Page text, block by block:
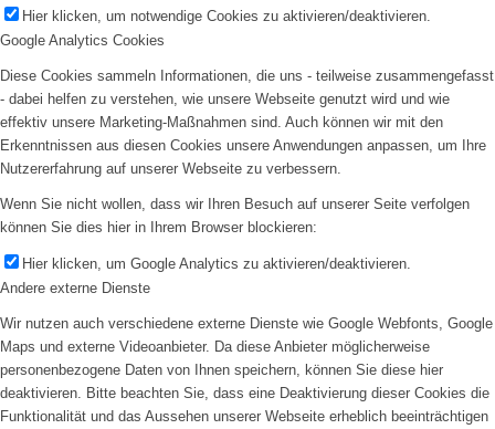
Hier klicken, um notwendige Cookies zu aktivieren/deaktivieren.
Google Analytics Cookies
Diese Cookies sammeln Informationen, die uns - teilweise zusammengefasst
- dabei helfen zu verstehen, wie unsere Webseite genutzt wird und wie
effektiv unsere Marketing-Maßnahmen sind. Auch können wir mit den
Erkenntnissen aus diesen Cookies unsere Anwendungen anpassen, um Ihre
Nutzererfahrung auf unserer Webseite zu verbessern.
Wenn Sie nicht wollen, dass wir Ihren Besuch auf unserer Seite verfolgen
können Sie dies hier in Ihrem Browser blockieren:
Hier klicken, um Google Analytics zu aktivieren/deaktivieren.
Andere externe Dienste
Wir nutzen auch verschiedene externe Dienste wie Google Webfonts, Google
Maps und externe Videoanbieter. Da diese Anbieter möglicherweise
personenbezogene Daten von Ihnen speichern, können Sie diese hier
deaktivieren. Bitte beachten Sie, dass eine Deaktivierung dieser Cookies die
Funktionalität und das Aussehen unserer Webseite erheblich beeinträchtigen